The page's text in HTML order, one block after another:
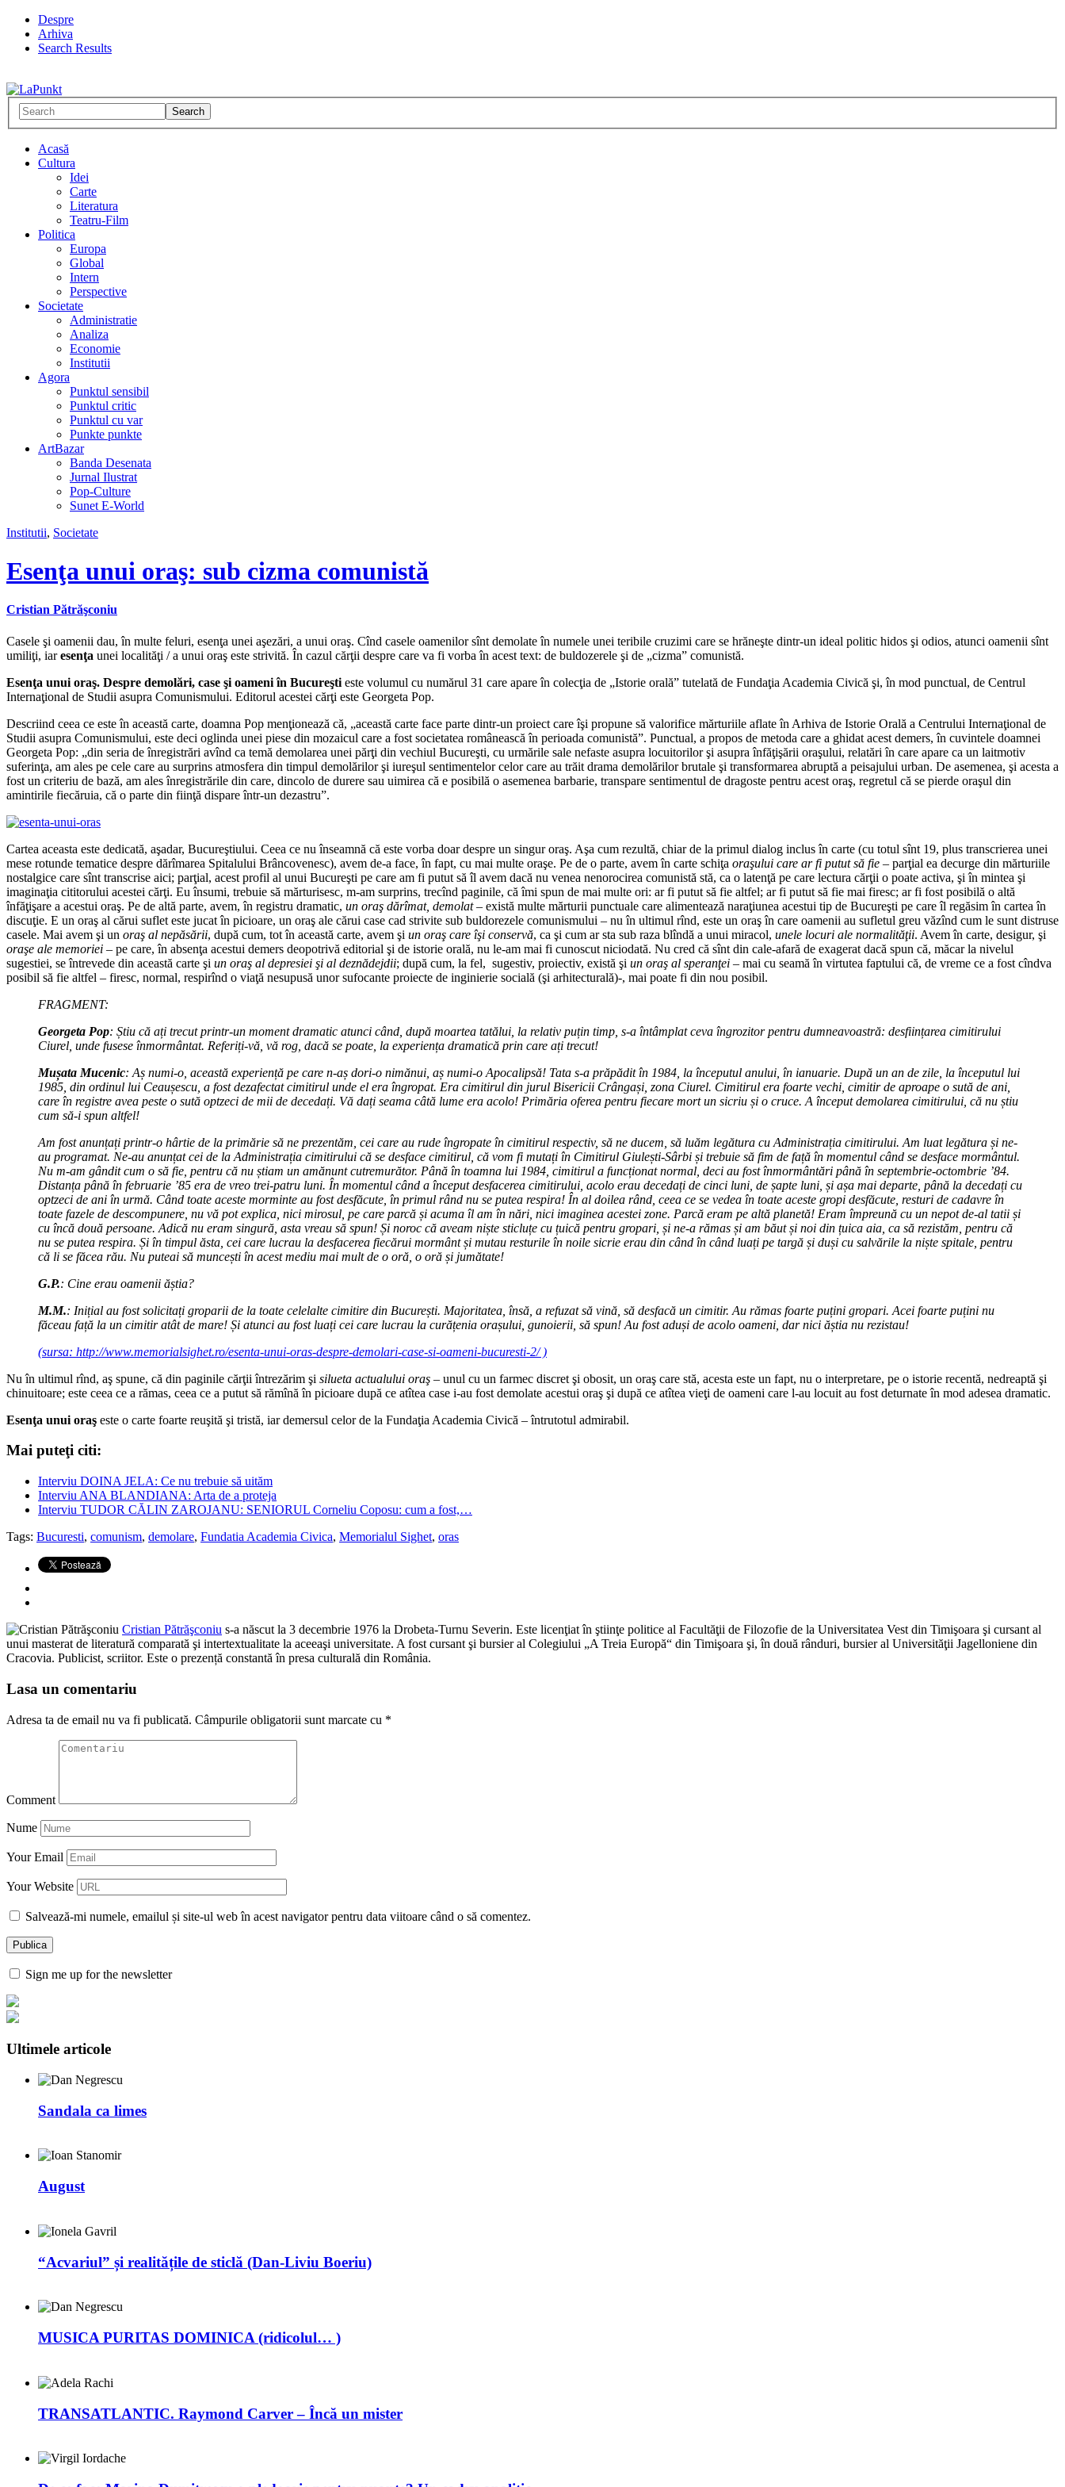
Despre
Arhiva
Search Results
Acasă
Cultura
Idei
Carte
Literatura
Teatru-Film
Politica
Europa
Global
Intern
Perspective
Societate
Administratie
Analiza
Economie
Institutii
Agora
Punktul sensibil
Punktul critic
Punktul cu var
Punkte punkte
ArtBazar
Banda Desenata
Jurnal Ilustrat
Pop-Culture
Sunet E-World
Institutii, Societate
Esenţa unui oraş: sub cizma comunistă
Cristian Pătrăşconiu
Casele şi oamenii dau, în multe feluri, esenţa unei aşezări, a unui oraş. Cînd casele oamenilor sînt demolate în numele unei teribile cruzimi care se hrăneşte dintr-un ideal politic hidos şi odios, atunci oamenii sînt
umiliţi, iaresenţa unei localităţi / a unui oraş este strivită. În cazul cărţii despre care va fi vorba în acest text: de buldozerele şi de „cizma” comunistă.
Esenţa unui oraş. Despre demolări, case şi oameni în Bucureşti este volumul cu numărul 31 care apare în colecţia de „Istorie orală” tutelată de Fundaţia Academia Civică şi, în mod punctual, de Centrul
Internaţional de Studii asupra Comunismului. Editorul acestei cărţi este Georgeta Pop.
Descriind ceea ce este în această carte, doamna Pop menţionează că, „această carte face parte dintr-un proiect care îşi propune să valorifice mărturiile aflate în Arhiva de Istorie Orală a Centrului Internaţional de
Studii asupra Comunismului, este deci oglinda unei piese din mozaicul care a fost societatea românească în perioada comunistă”. Punctual, a propos de metoda care a ghidat acest demers, în cuvintele doamnei
Georgeta Pop: „din seria de înregistrări avînd ca temă demolarea unei părţi din vechiul Bucureşti, cu urmările sale nefaste asupra locuitorilor şi asupra înfăţişării oraşului, relatări în care apare ca un laitmotiv
suferinţa, am ales pe cele care au surprins atmosfera din timpul demolărilor şi iureşul sentimentelor celor care au trăit drama demolărilor brutale şi transformarea abruptă a peisajului urban. De asemenea, şi acesta a
fost un criteriu de bază, am ales înregistrările din care, dincolo de durere sau uimirea că e posibilă o asemenea barbarie, transpare sentimentul de dragoste pentru acest oraş, regretul că se pierde oraşul din
amintirile fiecăruia, că o parte din fiinţă dispare într-un dezastru”.
Cartea aceasta este dedicată, aşadar, Bucureştiului. Ceea ce nu înseamnă că este vorba doar despre un singur oraş. Aşa cum rezultă, chiar de la primul dialog inclus în carte (cu totul sînt 19, plus transcrierea unei
mese rotunde tematice despre dărîmarea Spitalului Brâncovenesc), avem de-a face, în fapt, cu mai multe oraşe. Pe de o parte, avem în carte schiţa oraşului care ar fi putut să fie – parţial ea decurge din mărturiile
nostalgice care sînt transcrise aici; parţial, acest profil al unui Bucureşti pe care am fi putut să îl avem dacă nu venea nenorocirea comunistă stă, ca o latenţă pe care lectura cărţii o poate activa, şi în mintea şi
imaginaţia cititorului acestei cărţi. Eu însumi, trebuie să mărturisesc, m-am surprins, trecînd paginile, că îmi spun de mai multe ori: ar fi putut să fie altfel; ar fi putut să fie mai firesc; ar fi fost posibilă o altă
înfăţişare a acestui oraş. Pe de altă parte, avem, în registru dramatic, un oraş dărîmat, demolat– există multe mărturii punctuale care alimentează naraţiunea acestui tip de Bucureşti pe care îl regăsim în cartea în
discuţie. E un oraş al cărui suflet este jucat în picioare, un oraş ale cărui case cad strivite sub buldorezele comunismului – nu în ultimul rînd, este un oraş în care oamenii au sufletul greu văzînd cum le sunt distruse
casele. Mai avem şi un oraş al nepăsării, după cum, tot în această carte, avem şi un oraş care îşi conservă, ca şi cum ar sta sub raza blîndă a unui miracol, unele locuri ale normalităţii. Avem în carte, desigur, şi
oraşe ale memoriei – pe care, în absenţa acestui demers deopotrivă editorial şi de istorie orală, nu le-am mai fi cunoscut niciodată. Nu cred că sînt din cale-afară de exagerat dacă spun că, măcar la nivelul
sugestiei, se întrevede din această carte şi un oraş al depresiei şi al deznădejdii; după cum, la fel, sugestiv, proiectiv, există şi un oraş al speranţei – mai cu seamă în virtutea faptului că, de vreme ce a fost cîndva
posibil să fie altfel – firesc, normal, respirînd o viaţă nesupusă unor sufocante proiecte de inginierie socială (şi arhitecturală)-, mai poate fi din nou posibil.
FRAGMENT:
Georgeta Pop: Știu că ați trecut printr-un moment dramatic atunci când, după moartea tatălui, la relativ puțin timp, s-a întâmplat ceva îngrozitor pentru dumneavoastră: desființarea cimitirului
Ciurel, unde fusese înmormântat. Referiți-vă, vă rog, dacă se poate, la experiența dramatică prin care ați trecut!
Mușata Mucenic: Aș numi-o, această experiență pe care n-aș dori-o nimănui, aș numi-o Apocalipsă! Tata s-a prăpădit în 1984, la începutul anului, în ianuarie. După un an de zile, la începutul lui
1985, din ordinul lui Ceaușescu, a fost dezafectat cimitirul unde el era îngropat. Era cimitirul din jurul Bisericii Crângași, zona Ciurel. Cimitirul era foarte vechi, cimitir de aproape o sută de ani,
care în registre avea peste o sută optzeci de mii de decedați. Vă dați seama câtă lume era acolo! Primăria oferea pentru fiecare mort un sicriu și o cruce. A început demolarea cimitirului, că nu știu
cum să-i spun altfel!
Am fost anunțați printr-o hârtie de la primărie să ne prezentăm, cei care au rude îngropate în cimitirul respectiv, să ne ducem, să luăm legătura cu Administrația cimitirului. Am luat legătura și ne-
au programat. Ne-au anunțat cei de la Administrația cimitirului că se desface cimitirul, că vom fi mutați în Cimitirul Giulești-Sârbi și trebuie să fim de față în momentul când se desface mormântul.
Nu m-am gândit cum o să fie, pentru că nu știam un amănunt cutremurător. Până în toamna lui 1984, cimitirul a funcționat normal, deci au fost înmormântări până în septembrie-octombrie ’84.
Distanța până în februarie ’85 era de vreo trei-patru luni. În momentul când a început desfacerea cimitirului, acolo erau decedați de cinci luni, de șapte luni, și așa mai departe, până la decedați cu
optzeci de ani în urmă. Când toate aceste morminte au fost desfăcute, în primul rând nu se putea respira! În al doilea rând, ceea ce se vedea în toate aceste gropi desfăcute, resturi de cadavre în
toate fazele de descompunere, nu vă pot explica, nici mirosul, pe care parcă și acuma îl am în nări, nici imaginea acestei zone. Parcă eram pe altă planetă! Eram împreună cu un nepot de-al tatii și
cu încă două persoane. Adică nu eram singură, asta vreau să spun! Și noroc că aveam niște sticluțe cu țuică pentru gropari, și ne-a rămas și am băut și noi din țuica aia, ca să rezistăm, pentru că
nu se putea respira. Și în timpul ăsta, cei care lucrau la desfacerea fiecărui mormânt și mutau resturile în noile sicrie erau din când în când luați pe targă și duși cu salvările la niște spitale, pentru
că li se făcea rău. Nu puteai să muncești în acest mediu mai mult de o oră, o oră și jumătate!
G.P.: Cine erau oamenii ăștia?
M.M.: Inițial au fost solicitați groparii de la toate celelalte cimitire din București. Majoritatea, însă, a refuzat să vină, să desfacă un cimitir. Au rămas foarte puțini gropari. Acei foarte puțini nu
făceau față la un cimitir atât de mare! Și atunci au fost luați cei care lucrau la curățenia orașului, gunoierii, să spun! Au fost aduși de acolo oameni, dar nici ăștia nu rezistau!
(sursa: http://www.memorialsighet.ro/esenta-unui-oras-despre-demolari-case-si-oameni-bucuresti-2/ )
Nu în ultimul rînd, aş spune, că din paginile cărţii întrezărim şi silueta actualului oraş – unul cu un farmec discret şi obosit, un oraş care stă, acesta este un fapt, nu o interpretare, pe o istorie recentă, nedreaptă şi
chinuitoare; este ceea ce a rămas, ceea ce a putut să rămînă în picioare după ce atîtea case i-au fost demolate acestui oraş şi după ce atîtea vieţi de oameni care l-au locuit au fost deturnate în mod adesea dramatic.
Esenţa unui oraş este o carte foarte reuşită şi tristă, iar demersul celor de la Fundaţia Academia Civică – întrutotul admirabil.
Mai puteţi citi:
Interviu DOINA JELA: Ce nu trebuie să uităm
Interviu ANA BLANDIANA: Arta de a proteja
Interviu TUDOR CĂLIN ZAROJANU: SENIORUL Corneliu Coposu: cum a fost,…
Tags: Bucuresti, comunism, demolare, Fundatia Academia Civica, Memorialul Sighet, oras
Cristian Pătrăşconiu s-a născut la 3 decembrie 1976 la Drobeta-Turnu Severin. Este licenţiat în ştiinţe politice al Facultăţii de Filozofie de la Universitatea Vest din Timişoara şi cursant al
unui masterat de literatură comparată şi intertextualitate la aceeaşi universitate. A fost cursant şi bursier al Colegiului „A Treia Europă“ din Timişoara şi, în două rânduri, bursier al Universităţii Jagelloniene din
Cracovia. Publicist, scriitor. Este o prezență constantă în presa culturală din România.
Lasa un comentariu
Adresa ta de email nu va fi publicată. Câmpurile obligatorii sunt marcate cu *
Comment
Nume
Your Email
Your Website
Salvează-mi numele, emailul și site-ul web în acest navigator pentru data viitoare când o să comentez.
Sign me up for the newsletter
Ultimele articole
Sandala ca limes
August
“Acvariul” și realitățile de sticlă (Dan-Liviu Boeriu)
MUSICA PURITAS DOMINICA (ridicolul… )
TRANSATLANTIC. Raymond Carver – Încă un mister